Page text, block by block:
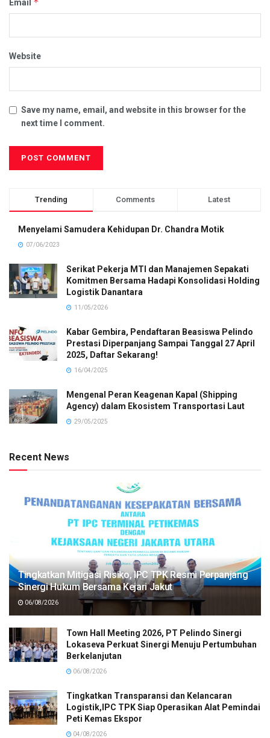
Email
Website
Save my name, email, and website in this browser for the
next time I comment.
Trending Comments Latest
Menyelami Samudera Kehidupan Dr. Chandra Motik
07/06/2023
Serikat Pekerja MTI dan Manajemen Sepakati
Komitmen Bersama Hadapi Konsolidasi Holding
Logistik Danantara
11/05/2026
Kabar Gembira, Pendaftaran Beasiswa Pelindo
Prestasi Diperpanjang Sampai Tanggal 27 April
2025, Daftar Sekarang!
16/04/2025
Mengenal Peran Keagenan Kapal (Shipping
Agency) dalam Ekosistem Transportasi Laut
29/05/2025
Recent News
Tingkatkan Mitigasi Risiko, IPC TPK Resmi Perpanjang
Sinergi Hukum Bersama Kejari Jakut
06/08/2026
Town Hall Meeting 2026, PT Pelindo Sinergi
Lokaseva Perkuat Sinergi Menuju Pertumbuhan
Berkelanjutan
06/08/2026
Tingkatkan Transparansi dan Kelancaran
Logistik,IPC TPK Siap Operasikan Alat Pemindai
Peti Kemas Ekspor
04/08/2026